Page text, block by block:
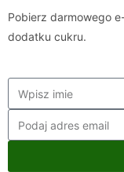
Pobierz darmowego
dodatku cukru.